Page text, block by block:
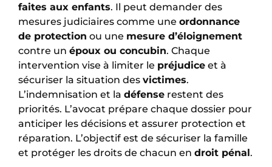
faites aux enfants. Il peut demander des
mesures judiciaires comme une ordonnance
de protection ou une mesure d’éloignement
contre un époux ou concubin. Chaque
intervention vise à limiter le préjudice et à
sécuriser la situation des victimes.
L’indemnisation et la défense restent des
priorités. L’avocat prépare chaque dossier pour
anticiper les décisions et assurer protection et
réparation. L’objectif est de sécuriser la famille
et protéger les droits de chacun en droit pénal.